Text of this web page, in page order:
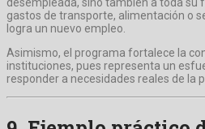
gastos de transporte, alimentación o
logra un nuevo empleo.
Asimismo, el programa fortalece la
instituciones, pues representa un
responder a necesidades reales de la